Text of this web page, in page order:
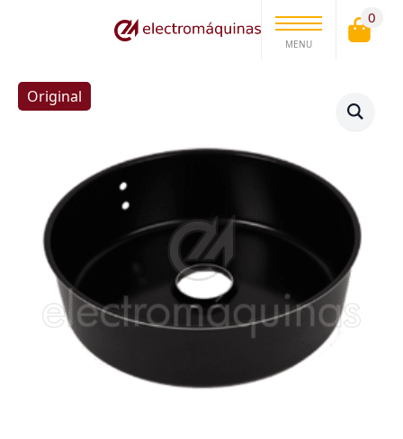
MENU
0
Original